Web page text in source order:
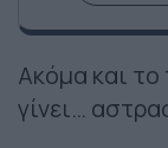
Ακόμα και
γίνει…